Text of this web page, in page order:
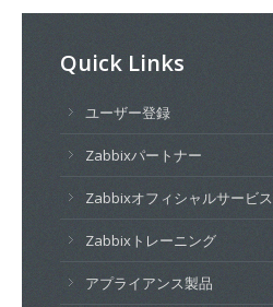
Quick Links
ユーザー登録
Zabbixパートナー
Zabbixオフィシャルサービス
Zabbixトレーニング
アプライアンス製品